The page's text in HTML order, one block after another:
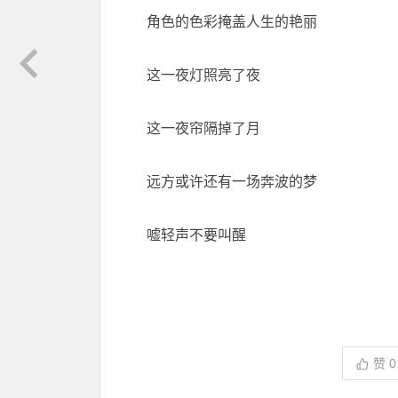
角色的色彩掩盖人生的艳丽
这一夜灯照亮了夜
这一夜帘隔掉了月
远方或许还有一场奔波的梦
嘘轻声不要叫醒
赞 0